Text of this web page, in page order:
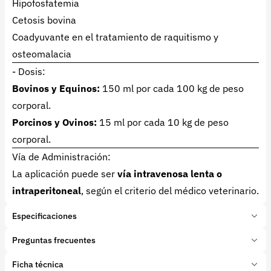
Hipofosfatemia
Cetosis bovina
Coadyuvante en el tratamiento de raquitismo y
osteomalacia
- Dosis:
Bovinos y Equinos: 150 ml por cada 100 kg de peso
corporal.
Porcinos y Ovinos: 15 ml por cada 10 kg de peso
corporal.
Vía de Administración:
La aplicación puede ser vía intravenosa lenta o
intraperitoneal, según el criterio del médico veterinario.
Especificaciones
Marca: Vicar
Tipo de producto:
Preguntas frecuentes
¿Para qué se utiliza Vitamina Novafos?
Ficha técnica